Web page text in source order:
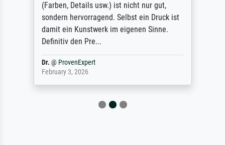
(Farben, Details usw.) ist nicht nur gut,
sondern hervorragend. Selbst ein Druck ist
damit ein Kunstwerk im eigenen Sinne.
Definitiv den Pre...
Dr. @ ProvenExpert
February 3, 2026